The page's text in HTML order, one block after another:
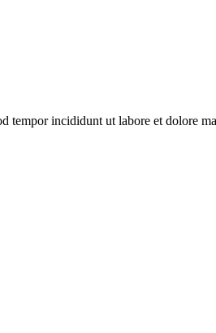
tempor incididunt ut labore et dolore